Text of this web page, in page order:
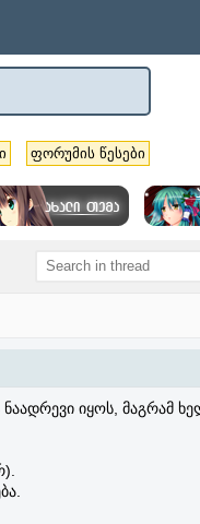
ფორუმის წესები
ნაადრევი იყოს, მაგრამ